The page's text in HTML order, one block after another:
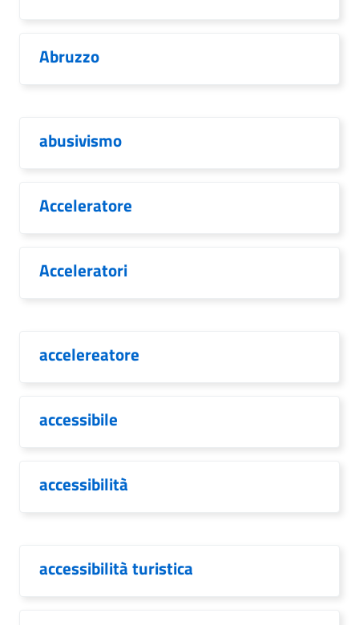
Abruzzo
abusivismo
Acceleratore
Acceleratori
accelereatore
accessibile
accessibilità
accessibilità turistica